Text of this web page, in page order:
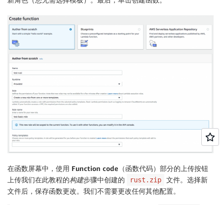
在函数屏幕中，使用 Function code （函数代码）部分的 上传按钮
上传我们在此教程的构建步骤中创建的 rust.zip
文件。选择新
文件后， 保存函数更改。我们不需要更改任何其他配置。